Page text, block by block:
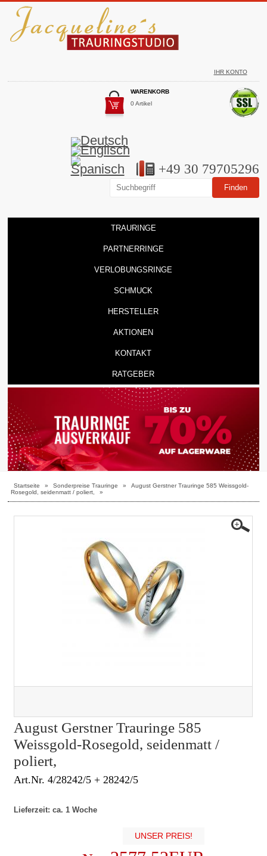
IHR KONTO
WARENKORB
0 Artikel
+49 30 79705296
TRAURINGE
PARTNERRINGE
VERLOBUNGSRINGE
SCHMUCK
HERSTELLER
AKTIONEN
KONTAKT
RATGEBER
Startseite » Sonderpreise Trauringe »
August Gerstner Trauringe 585 Weissgold-
Rosegold, seidenmatt / poliert,
»
August Gerstner Trauringe 585
Weissgold-Rosegold, seidenmatt /
poliert,
Art.Nr. 4/28242/5 + 28242/5
Lieferzeit: ca. 1 Woche
UNSER PREIS!